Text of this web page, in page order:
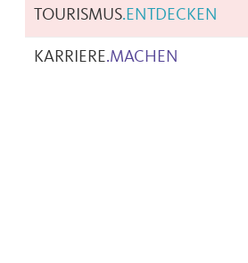
TOURISMUS.ENTDECKEN
KARRIERE.MACHEN